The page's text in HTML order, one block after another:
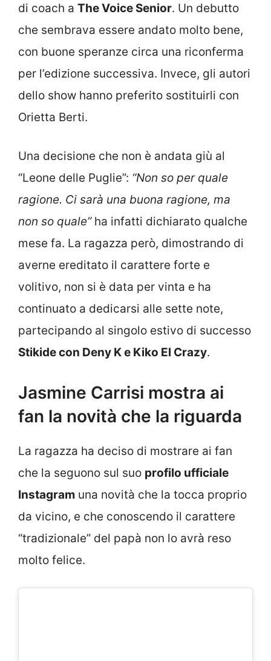
di coach a The Voice Senior. Un debutto
che sembrava essere andato molto bene,
con buone speranze circa una riconferma
per l’edizione successiva. Invece, gli autori
dello show hanno preferito sostituirli con
Orietta Berti.
Una decisione che non è andata giù al
“Leone delle Puglie”: “Non so per quale
ragione. Ci sarà una buona ragione, ma
non so quale”ha infatti dichiarato qualche
mese fa. La ragazza però, dimostrando di
averne ereditato il carattere forte e
volitivo, non si è data per vinta e ha
continuato a dedicarsi alle sette note,
partecipando al singolo estivo di successo
Stikide con Deny K e Kiko El Crazy.
Jasmine Carrisi mostra ai
fan la novità che la riguarda
La ragazza ha deciso di mostrare ai fan
che la seguono sul suo profilo ufficiale
Instagram una novità che la tocca proprio
da vicino, e che conoscendo il carattere
“tradizionale” del papà non lo avrà reso
molto felice.